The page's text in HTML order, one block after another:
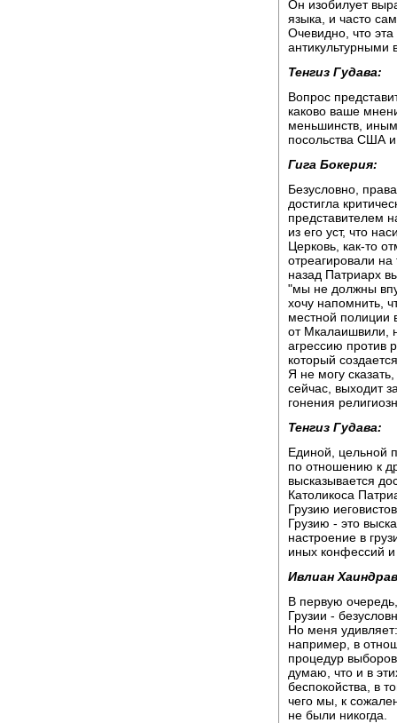
Он изобилует
языка, и часто
Очевидно, что
антикультурными
Тенгиз Гудава:
Вопрос
каково ваше
меньшинств,
посольства США
Гига Бокерия:
Безусловно,
достигла
представителем
из его уст, что
Церковь, как-то
отреагировали на
назад Патриарх
"мы не должны
хочу напомнить,
местной полиции
от Мкалаишвили,
агрессию против
который
Я не могу
сейчас, выходит
гонения
Тенгиз Гудава:
Единой, цельной
по отношению к
высказывается
Католикоса
Грузию
Грузию - это
настроение в
иных конфессий и
Ивлиан
В первую
Грузии -
Но меня
например, в
процедур
думаю, что и в
беспокойства, в
чего мы, к
не были никогда.